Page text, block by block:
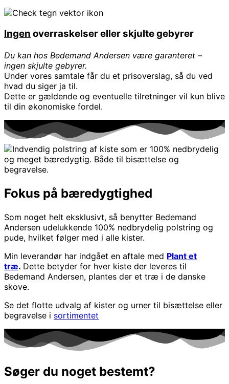
Ingen overraskelser eller skjulte gebyrer
Du kan hos Bedemand Andersen være garanteret –
ingen skjulte gebyrer.
Under vores samtale får du et prisoverslag, så du ved
hvad du siger ja til.
Dette er gældende og eventuelle tilretninger vil kun blive
til din økonomiske fordel.
Fokus på bæredygtighed
Som noget helt eksklusivt, så benytter Bedemand
Andersen udelukkende 100% nedbrydelig polstring og
pude, hvilket følger med i alle kister.
Min leverandør har indgået en aftale med Plant et
træ. Dette betyder for hver kiste der leveres til
Bedemand Andersen, plantes der et træ i de danske
skove.
Se det flotte udvalg af kister og urner til bisættelse eller
begravelse i sortimentet
Søger du noget bestemt?